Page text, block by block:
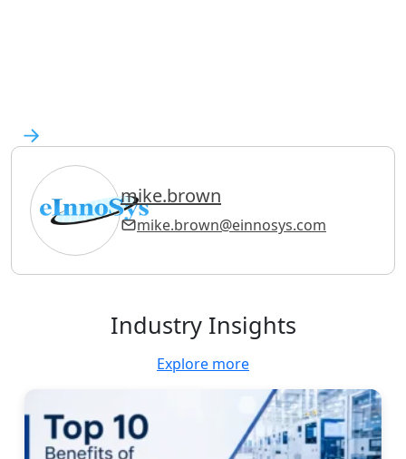
mike.brown
mike.brown@einnosys.com
Industry Insights
Explore more